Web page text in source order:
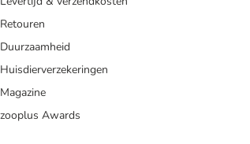
Retouren
Duurzaamheid
Huisdierverzekeringen
Magazine
zooplus Awards